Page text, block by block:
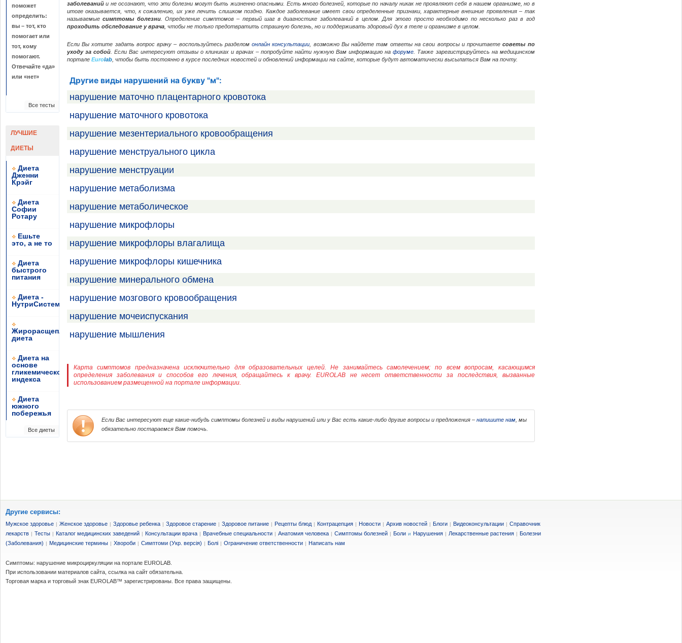
поможет
определить:
вы – тот, кто
помогает или
тот, кому
помогают.
Отвечайте «да»
или «нет»
Все тесты
ЛУЧШИЕ
ДИЕТЫ
Диета
Дженни
Крэйг
Диета
Софии
Ротару
Ешьте
это, а не то
Диета
быстрого
питания
Диета -
НутриСистема
Жирорасщепляющая
диета
Диета на
основе
гликемического
индекса
Диета
южного
побережья
Все диеты
заболеванийи не осознают, что эти болезни могут быть жизненно опасными. Есть много болезней, которые по началу никак не проявляют себя в нашем организме, но в
итоге оказывается, что, к сожалению, их уже лечить слишком поздно. Каждое заболевание имеет свои определенные признаки, характерные внешние проявления – так
называемыесимптомы болезни. Определение симптомов – первый шаг в диагностике заболеваний в целом. Для этого просто необходимо по несколько раз в год
проходить обследование у врача, чтобы не только предотвратить страшную болезнь, но и поддерживать здоровый дух в теле и организме в целом.
Если Вы хотите задать вопрос врачу – воспользуйтесь разделомонлайн консультации , возможно Вы найдете там ответы на свои вопросы и прочитаетесоветы по
уходу за собой. Если Вас интересуют отзывы о клиниках и врачах – попробуйте найти нужную Вам информацию нафоруме . Также зарегистрируйтесь на медицинском
портале Eurolab, чтобы быть постоянно в курсе последних новостей и обновлений информации на сайте, которые будут автоматически высылаться Вам на почту.
Другие виды нарушений на букву "м":
нарушение маточно плацентарного кровотока
нарушение маточного кровотока
нарушение мезентериального кровообращения
нарушение менструального цикла
нарушение менструации
нарушение метаболизма
нарушение метаболическое
нарушение микрофлоры
нарушение микрофлоры влагалища
нарушение микрофлоры кишечника
нарушение минерального обмена
нарушение мозгового кровообращения
нарушение мочеиспускания
нарушение мышления
Карта симптомов предназначена исключительно для образовательных целей. Не занимайтесь самолечением; по всем вопросам, касающимся
определения заболевания и способов его лечения, обращайтесь к врачу. EUROLAB не несет ответственности за последствия, вызванные
использованием размещенной на портале информации.
Если Вас интересуют еще какие-нибудь симптомы болезней и виды нарушений или у Вас есть какие-либо другие вопросы и предложения – напишите нам, мы
обязательно постараемся Вам помочь.
Другие сервисы:
Мужское здоровье | Женское здоровье | Здоровье ребенка | Здоровое старение | Здоровое питание | Рецепты блюд | Контрацепция | Новости | Архив новостей | Блоги | Видеоконсультации | Справочник
лекарств | Тесты | Каталог медицинских заведений | Консультации врача | Врачебные специальности | Анатомия человека | Симптомы болезней | Боли и Нарушения | Лекарственные растения | Болезни
(Заболевания) | Медицинские термины | Хвороби | Симптоми (Укр. версія) | Болі | Ограничение ответственности | Написать нам
Симптомы: нарушение микроциркуляции на портале EUROLAB.
При использовании материалов сайта, ссылка на сайт обязательна.
Торговая марка и торговый знак EUROLAB™ зарегистрированы. Все права защищены.